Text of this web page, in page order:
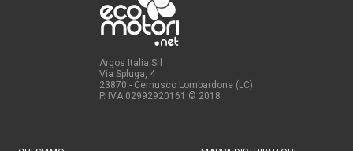
Argos Italia Srl
Via Spluga, 4
23870 - Cernusco Lombardone (LC)
P. IVA 02992920161 © 2018